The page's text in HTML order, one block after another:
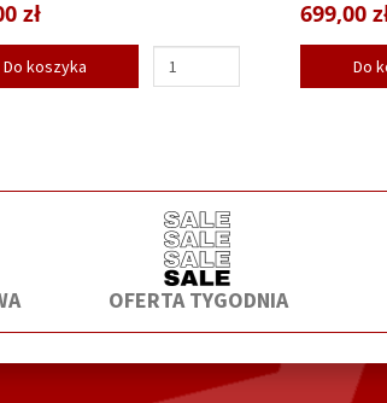
zł
Do koszyka
699,00
Do
OFERTA TYGODNIA